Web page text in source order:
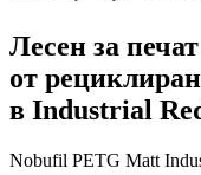
Лесен за
от
в Industrial
Nobufil PETG Matt